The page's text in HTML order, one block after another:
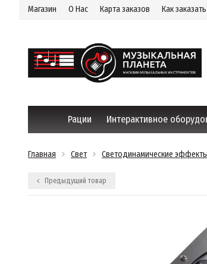
Магазин О Нас Карта заказов Как
Рации Интерактивное
Главная Свет Светодинамические эффекты
Предыдущий товар